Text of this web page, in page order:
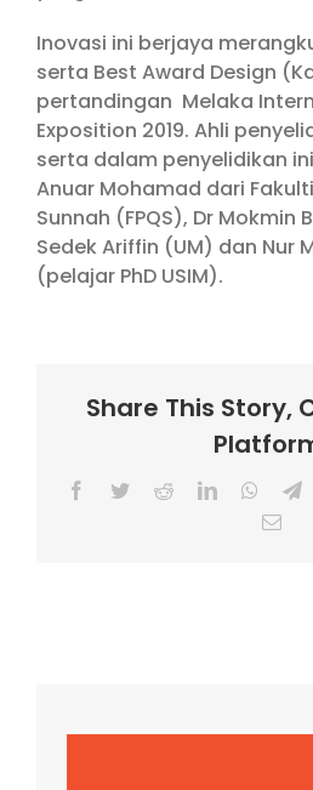
Inovasi ini berjaya
serta Best Award Design
pertandingan Melaka
Exposition 2019. Ahli
serta dalam penyelidikan
Anuar Mohamad dari
Sunnah (FPQS), Dr Mokmin
Sedek Ariffin (UM) dan Nur
(pelajar PhD USIM).
Share This Story,
Facebook
TwitterRedditLinkedIn